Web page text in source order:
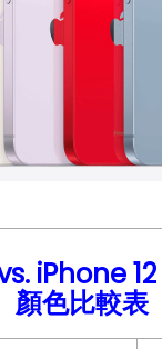
iPhone 12
顏色比較表